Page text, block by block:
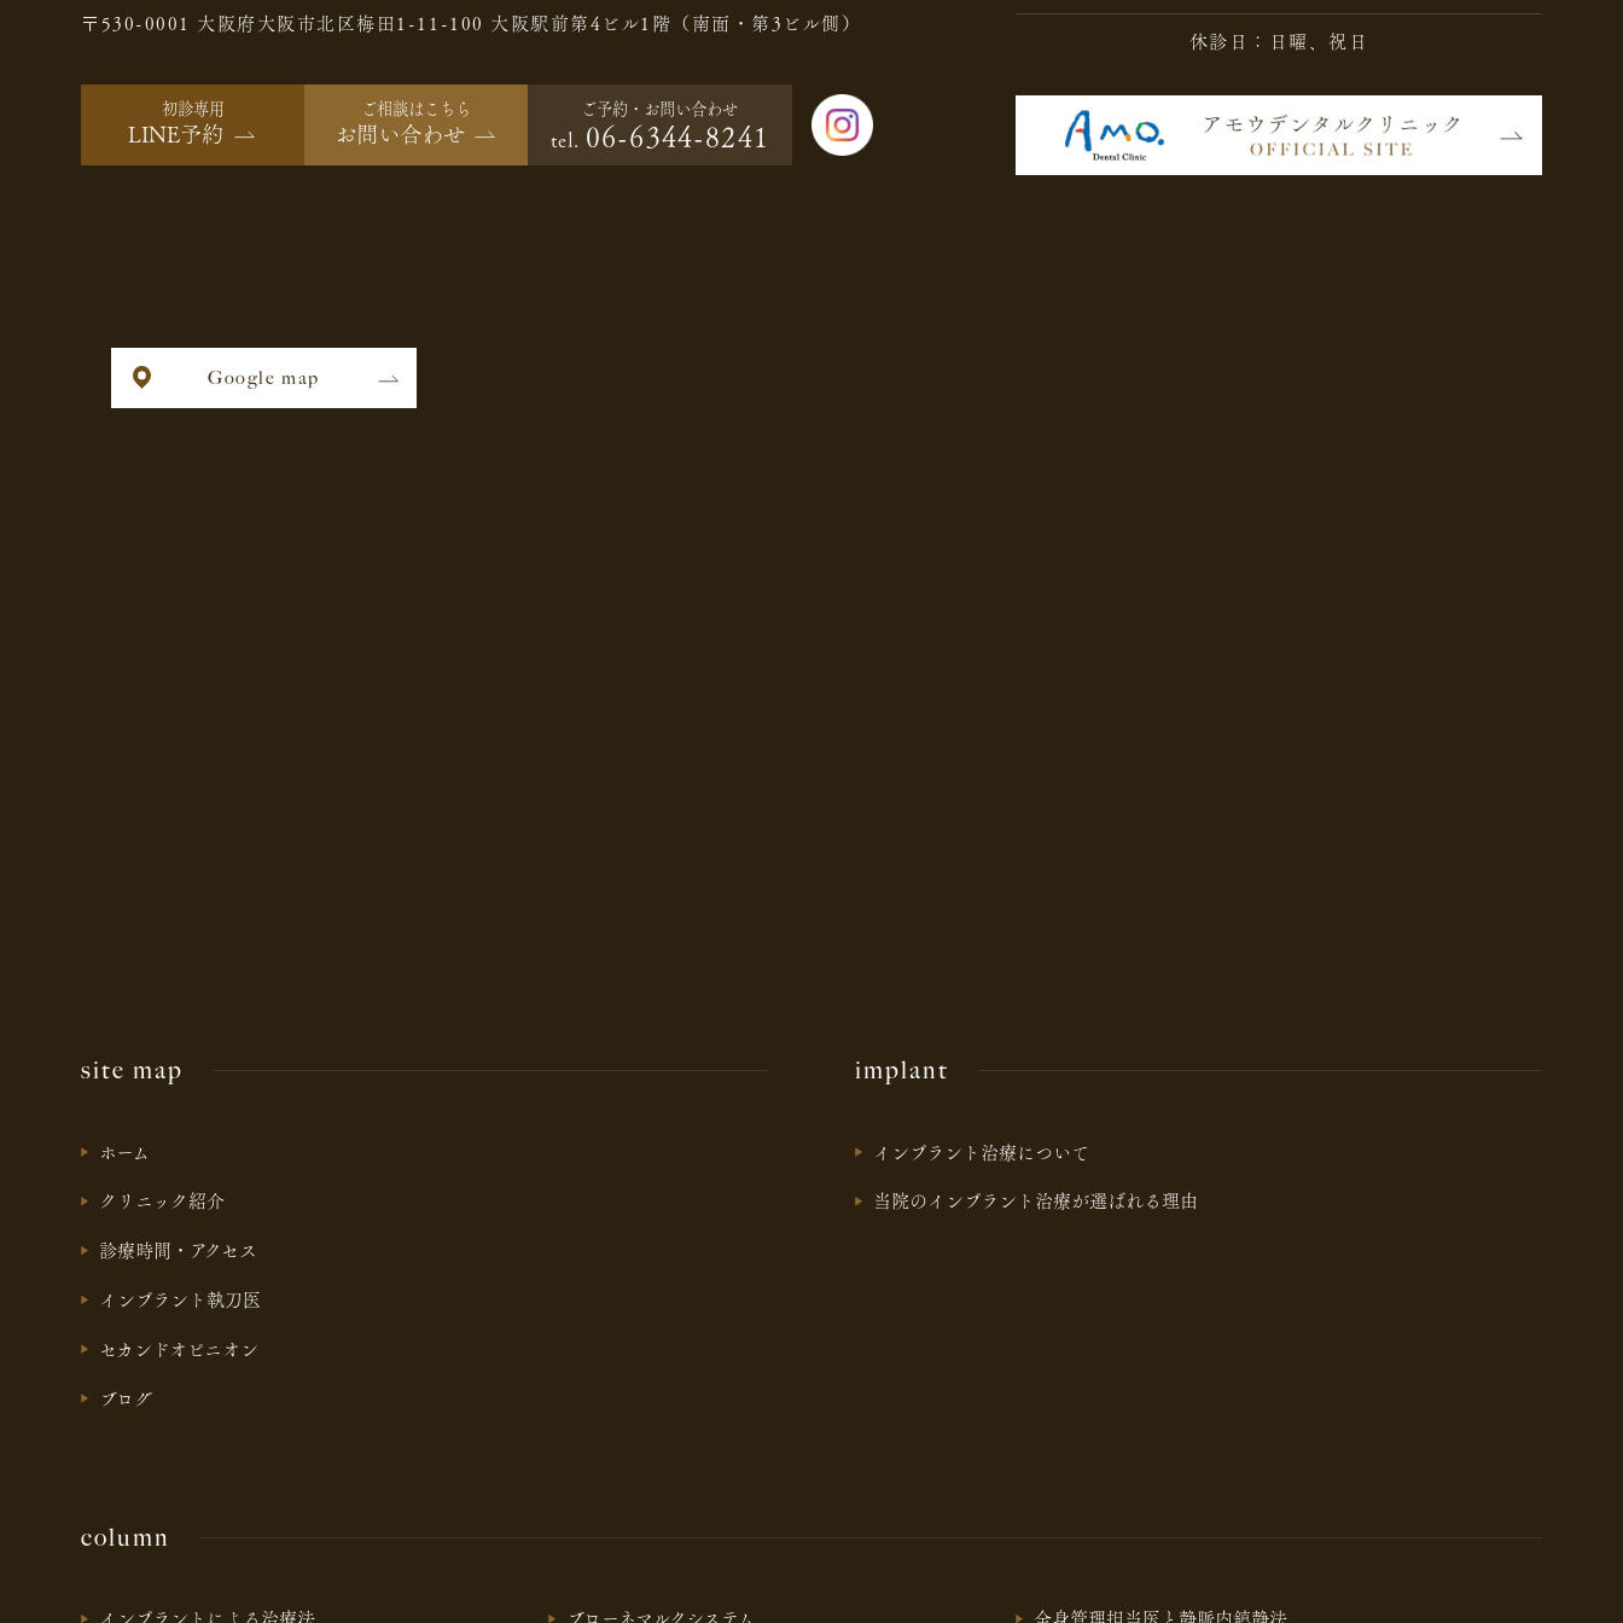
〒530-0001 大阪府大阪市北区梅田1-11-100 大阪駅前第4ビル1階（南面・第3ビル側）
初診専用
LINE予約
ご相談はこちら
お問い合わせ
ご予約・ お問い合わせ
tel. 06-6344-8241
休診日：日曜、祝日
Google map
site map
ホーム
クリニック紹介
診療時間・アクセス
インプラント執刀医
セカンドオピニオン
ブログ
implant
インプラント治療について
当院のインプラント治療が選ばれる理由
column
インプラントによる治療法 ブローネマルクシステム 全身管理担当医と静脈内鎮静法